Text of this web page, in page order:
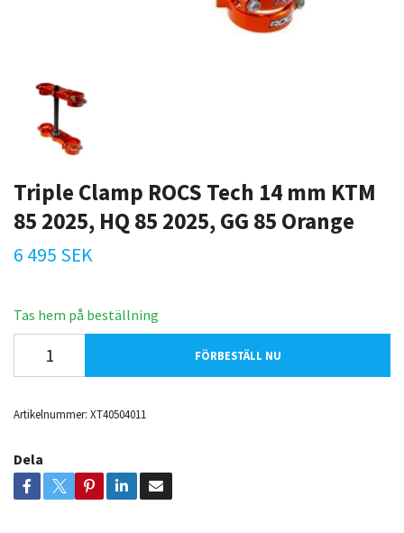
Triple Clamp ROCS Tech 14 mm KTM
85 2025, HQ 85 2025, GG 85 Orange
6 495 SEK
Tas hem på beställning
FÖRBESTÄLL NU
Artikelnummer: XT40504011
Dela